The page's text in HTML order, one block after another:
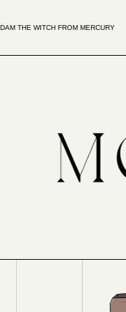
THE WITCH FROM MERCURY